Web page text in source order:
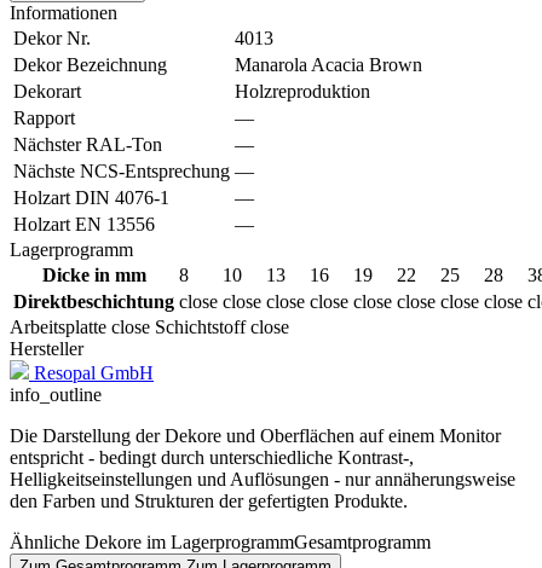
Informationen
Dekor Nr.
4013
Dekor Bezeichnung
Manarola Acacia Brown
Dekorart
Holzreproduktion
Rapport
—
Nächster RAL-Ton
—
Nächste NCS-Entsprechung —
Holzart DIN 4076-1
—
Holzart EN 13556
—
Lagerprogramm
Dicke in mm
8 10 13 16 19 22 25 28
Direktbeschichtung close close close close close close close close
Arbeitsplatte close Schichtstoff close
Hersteller
Resopal GmbH
info_outline
Die Darstellung der Dekore und Oberflächen auf einem Monitor
entspricht - bedingt durch unterschiedliche Kontrast-,
Helligkeitseinstellungen und Auflösungen - nur annäherungsweise
den Farben und Strukturen der gefertigten Produkte.
Ähnliche Dekore im LagerprogrammGesamtprogramm